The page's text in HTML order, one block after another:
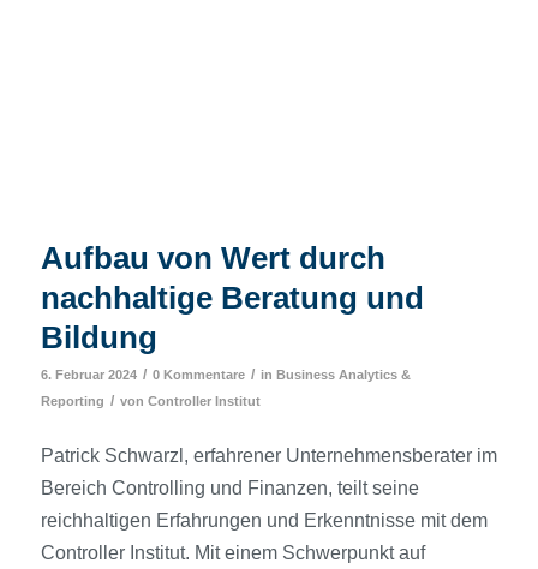
Aufbau von Wert durch
nachhaltige Beratung und
Bildung
6. Februar 2024 / 0 Kommentare / in Business Analytics &
Reporting / von Controller Institut
Patrick Schwarzl, erfahrener Unternehmensberater im
Bereich Controlling und Finanzen, teilt seine
reichhaltigen Erfahrungen und Erkenntnisse mit dem
Controller Institut. Mit einem Schwerpunkt auf